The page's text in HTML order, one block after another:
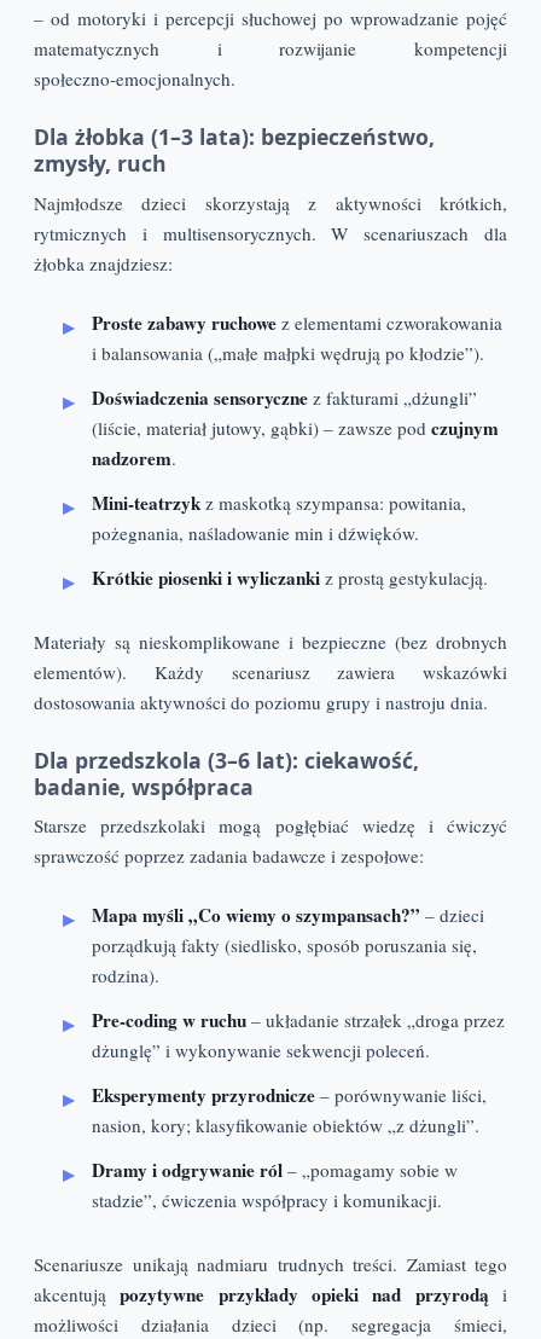
– od motoryki i percepcji słuchowej po wprowadzanie pojęć
matematycznych i rozwijanie kompetencji
społeczno‑emocjonalnych.
Dla żłobka (1–3 lata): bezpieczeństwo,
zmysły, ruch
Najmłodsze dzieci skorzystają z aktywności krótkich,
rytmicznych i multisensorycznych. W scenariuszach dla
żłobka znajdziesz:
Proste zabawy ruchowe z elementami czworakowania
i balansowania („małe małpki wędrują po kłodzie”).
Doświadczenia sensoryczne z fakturami „dżungli”
(liście, materiał jutowy, gąbki) – zawsze pod czujnym
nadzorem.
Mini‑teatrzyk z maskotką szympansa: powitania,
pożegnania, naśladowanie min i dźwięków.
Krótkie piosenki i wyliczanki z prostą gestykulacją.
Materiały są nieskomplikowane i bezpieczne (bez drobnych
elementów). Każdy scenariusz zawiera wskazówki
dostosowania aktywności do poziomu grupy i nastroju dnia.
Dla przedszkola (3–6 lat): ciekawość,
badanie, współpraca
Starsze przedszkolaki mogą pogłębiać wiedzę i ćwiczyć
sprawczość poprzez zadania badawcze i zespołowe:
Mapa myśli „Co wiemy o szympansach?” – dzieci
porządkują fakty (siedlisko, sposób poruszania się,
rodzina).
Pre‑coding w ruchu – układanie strzałek „droga przez
dżunglę” i wykonywanie sekwencji poleceń.
Eksperymenty przyrodnicze – porównywanie liści,
nasion, kory; klasyfikowanie obiektów „z dżungli”.
Dramy i odgrywanie ról – „pomagamy sobie w
stadzie”, ćwiczenia współpracy i komunikacji.
Scenariusze unikają nadmiaru trudnych treści. Zamiast tego
akcentująpozytywne przykłady opieki nad przyrodąi
możliwości działania dzieci (np. segregacja śmieci,